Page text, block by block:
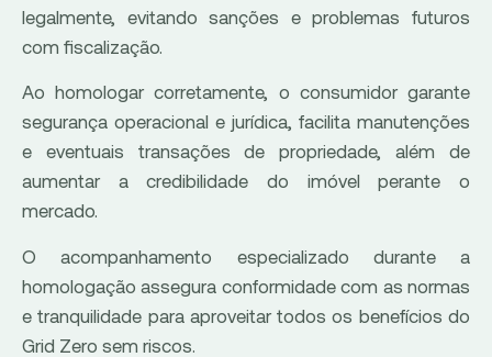
legalmente, evitando sanções e problemas futuros
com fiscalização.
Ao homologar corretamente, o consumidor garante
segurança operacional e jurídica, facilita manutenções
e eventuais transações de propriedade, além de
aumentar a credibilidade do imóvel perante o
mercado.
O acompanhamento especializado durante a
homologação assegura conformidade com as normas
e tranquilidade para aproveitar todos os benefícios do
Grid Zero sem riscos.